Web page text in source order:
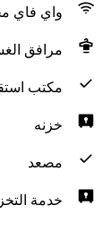
واي فاي
مرافق
مكتب
خزنه
مصعد
خدمة